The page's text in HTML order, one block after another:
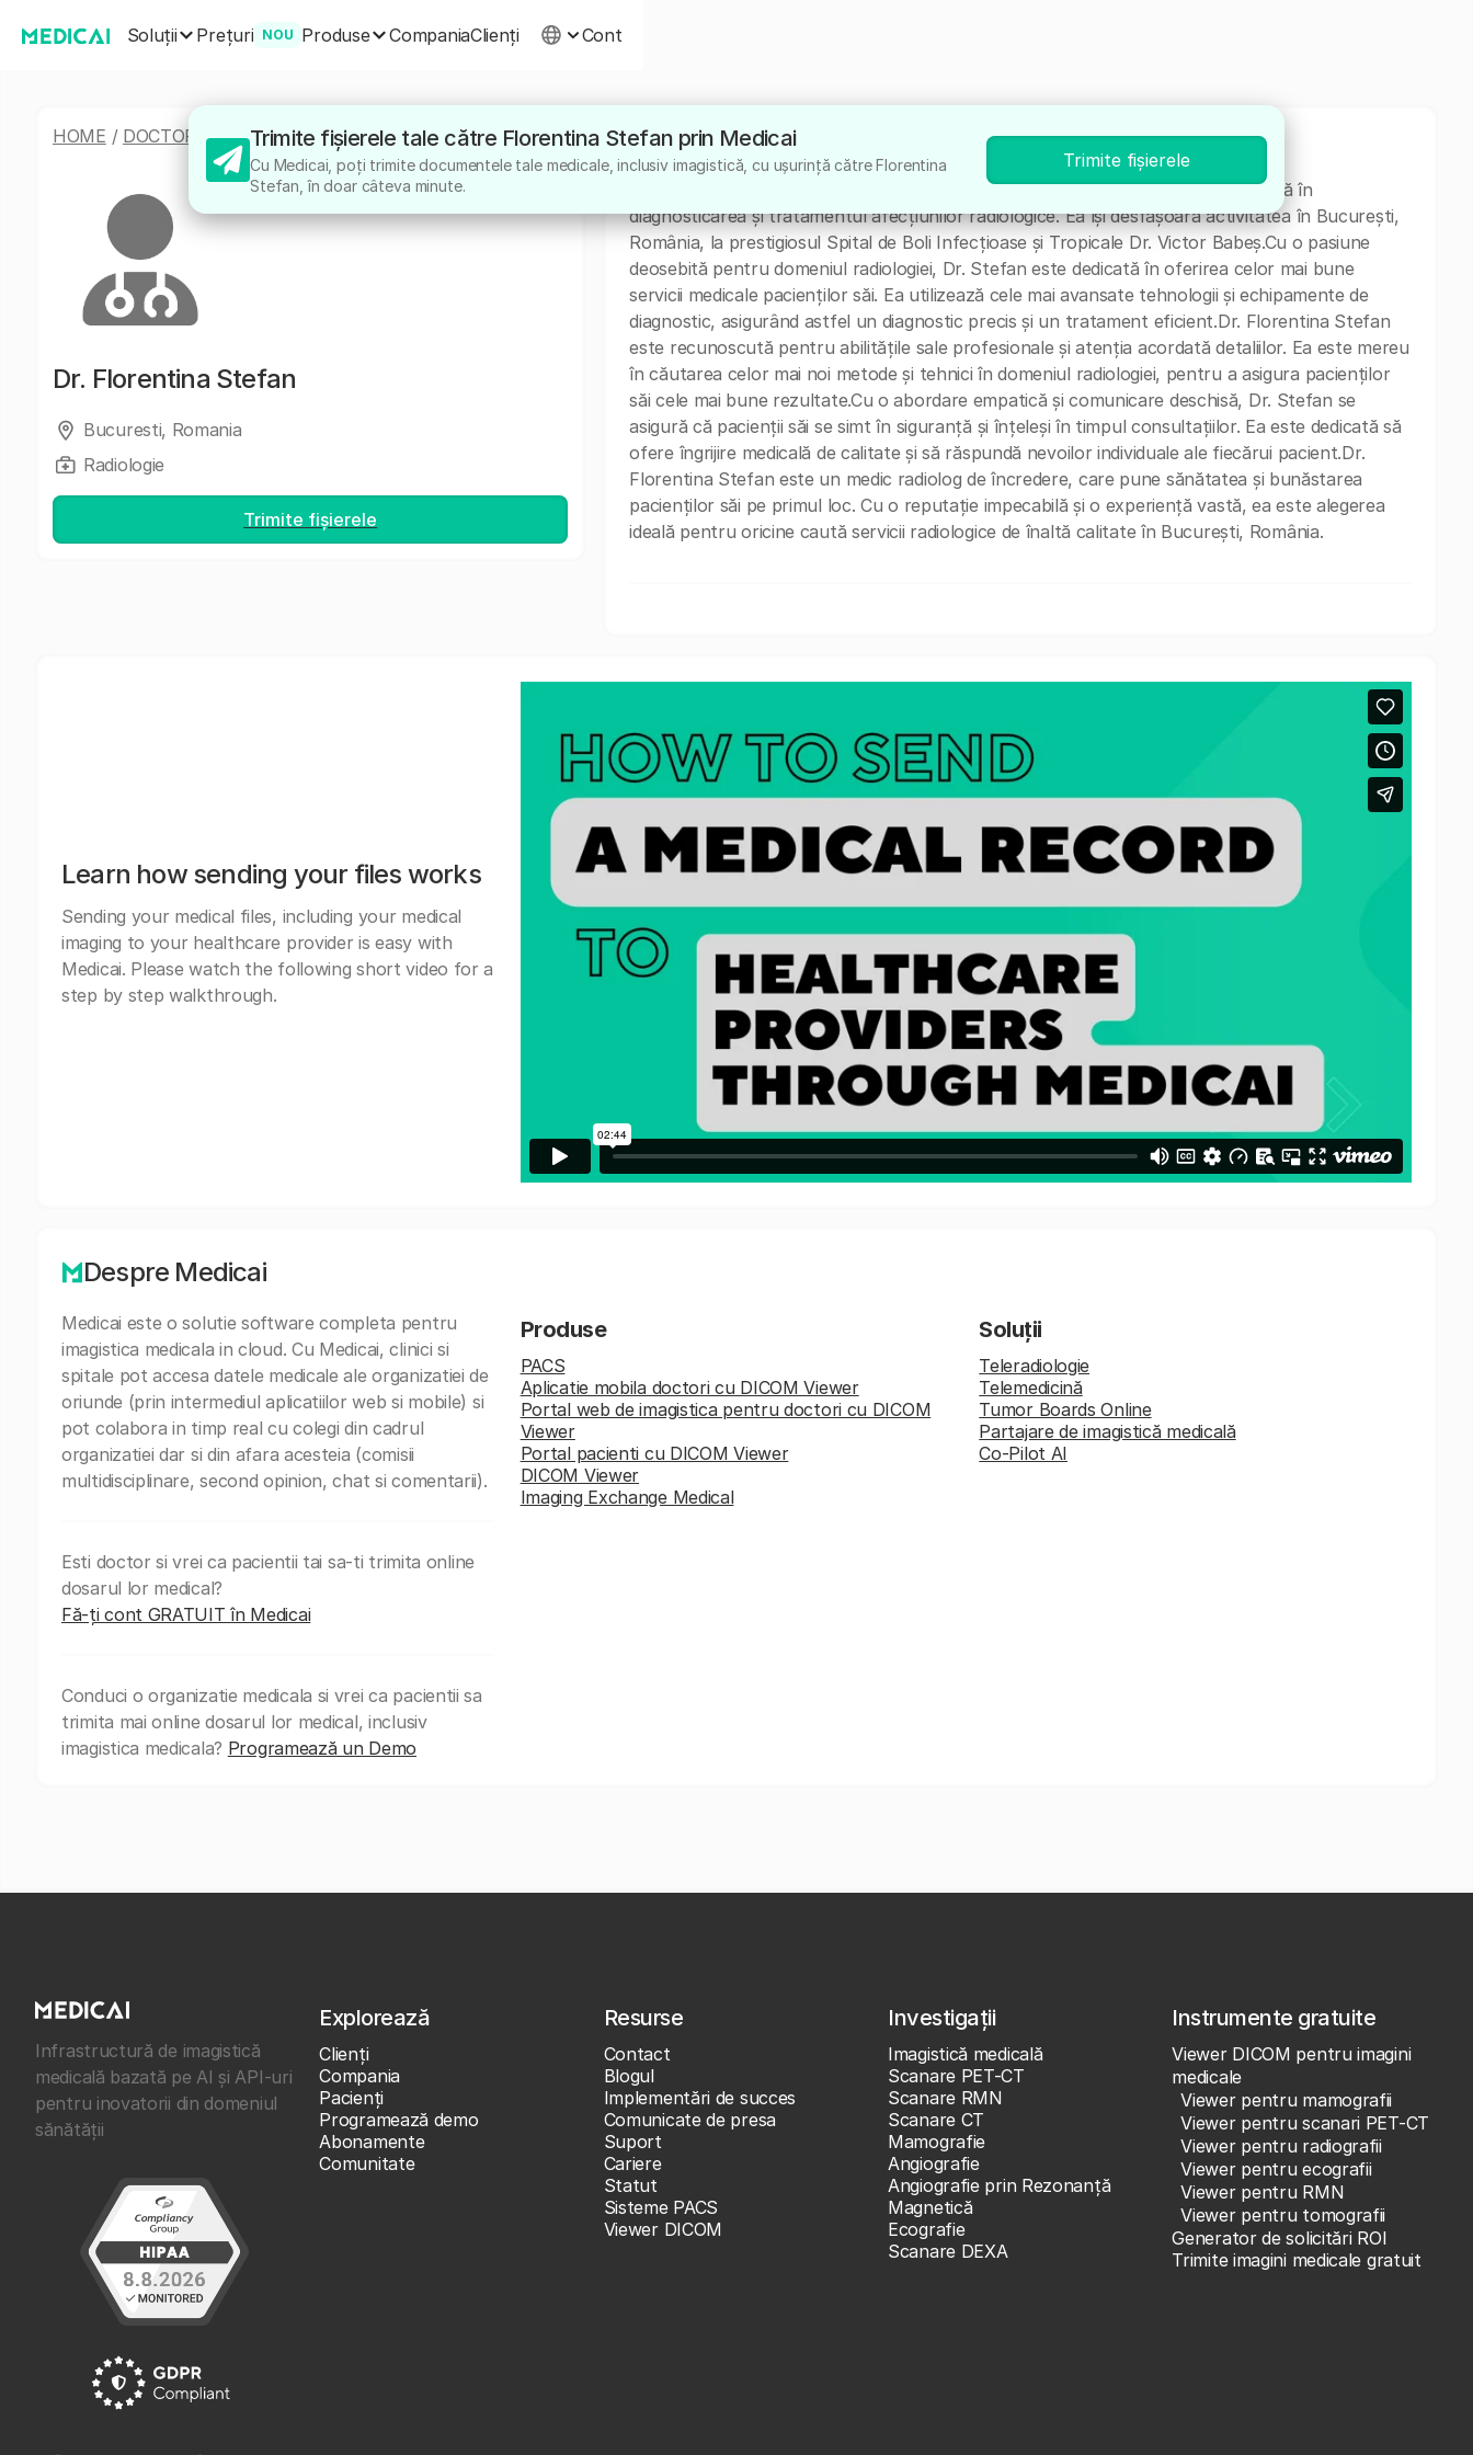
Soluții Prețuri NOU Produse CompaniaClienți Cont
HOME / DOCTORI /FLORENTINA STEFAN
Dr. Florentina Stefan
Bucuresti, Romania
Radiologie
Trimite fișierele
Despre
Dr. Florentina Stefan este un medic specialist în Radiologie, cu o vastă experiență în
diagnosticarea și tratamentul afecțiunilor radiologice. Ea își desfășoară activitatea în București,
România, la prestigiosul Spital de Boli Infecțioase și Tropicale Dr. Victor Babeș.Cu o pasiune
deosebită pentru domeniul radiologiei, Dr. Stefan este dedicată în oferirea celor mai bune
servicii medicale pacienților săi. Ea utilizează cele mai avansate tehnologii și echipamente de
diagnostic, asigurând astfel un diagnostic precis și un tratament eficient.Dr. Florentina Stefan
este recunoscută pentru abilitățile sale profesionale și atenția acordată detaliilor. Ea este mereu
în căutarea celor mai noi metode și tehnici în domeniul radiologiei, pentru a asigura pacienților
săi cele mai bune rezultate.Cu o abordare empatică și comunicare deschisă, Dr. Stefan se
asigură că pacienții săi se simt în siguranță și înțeleși în timpul consultațiilor. Ea este dedicată să
ofere îngrijire medicală de calitate și să răspundă nevoilor individuale ale fiecărui pacient.Dr.
Florentina Stefan este un medic radiolog de încredere, care pune sănătatea și bunăstarea
pacienților săi pe primul loc. Cu o reputație impecabilă și o experiență vastă, ea este alegerea
ideală pentru oricine caută servicii radiologice de înaltă calitate în București, România.
Learn how sending your files works
Sending your medical files, including your medical
imaging to your healthcare provider is easy with
Medicai. Please watch the following short video for a
step by step walkthrough.
Despre Medicai
Medicai este o solutie software completa pentru
imagistica medicala in cloud. Cu Medicai, clinici si
spitale pot accesa datele medicale ale organizatiei de
oriunde (prin intermediul aplicatiilor web si mobile) si
pot colabora in timp real cu colegi din cadrul
organizatiei dar si din afara acesteia (comisii
multidisciplinare, second opinion, chat si comentarii).
Esti doctor si vrei ca pacientii tai sa-ti trimita online
dosarul lor medical?
Fă-ți cont GRATUIT în Medicai
Conduci o organizatie medicala si vrei ca pacientii sa
trimita mai online dosarul lor medical, inclusiv
imagistica medicala? Programează un Demo
Produse
PACS
Aplicatie mobila doctori cu DICOM Viewer
Portal web de imagistica pentru doctori cu DICOM
Viewer
Portal pacienti cu DICOM Viewer
DICOM Viewer
Imaging Exchange Medical
Soluții
Teleradiologie
Telemedicină
Tumor Boards Online
Partajare de imagistică medicală
Co-Pilot AI
Trimite fișierele tale către Florentina Stefan prin Medicai
Cu Medicai, poți trimite documentele tale medicale, inclusiv imagistică, cu ușurință către Florentina
Stefan, în doar câteva minute.
Trimite fișierele
Infrastructură de imagistică
medicală bazată pe AI și API-uri
pentru inovatorii din domeniul
sănătății
Explorează
Clienţi
Compania
Pacienți
Programează demo
Abonamente
Comunitate
Resurse
Contact
Blogul
Implementări de succes
Comunicate de presa
Suport
Cariere
Statut
Sisteme PACS
Viewer DICOM
Investigații
Imagistică medicală
Scanare PET-CT
Scanare RMN
Scanare CT
Mamografie
Angiografie
Angiografie prin Rezonanță
Magnetică
Ecografie
Scanare DEXA
Instrumente gratuite
Viewer DICOM pentru imagini
medicale
Viewer pentru mamografii
Viewer pentru scanari PET-CT
Viewer pentru radiografii
Viewer pentru ecografii
Viewer pentru RMN
Viewer pentru tomografii
Generator de solicitări ROI
Trimite imagini medicale gratuit